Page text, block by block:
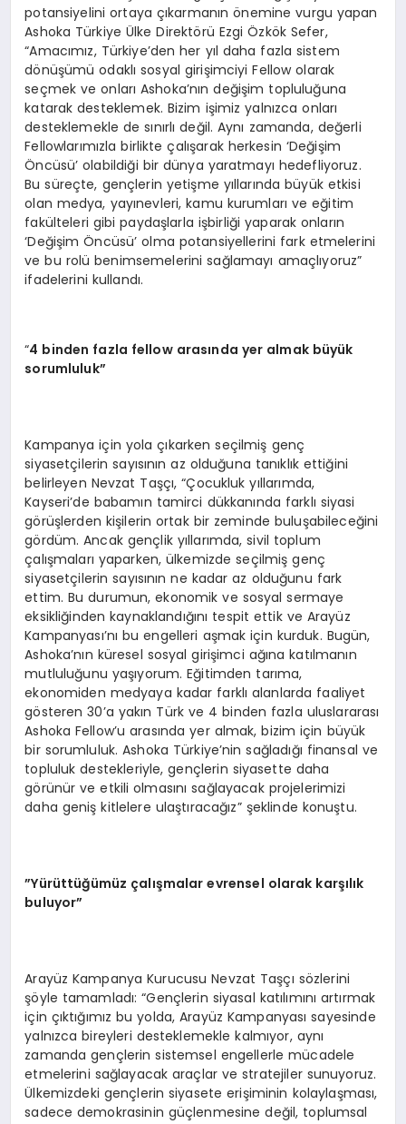
potansiyelini ortaya çıkarmanın önemine vurgu yapan
Ashoka Türkiye Ülke Direktörü Ezgi Özkök Sefer,
“Amacımız, Türkiye’den her yıl daha fazla sistem
dönüşümü odaklı sosyal girişimciyi Fellow olarak
seçmek ve onları Ashoka’nın değişim topluluğuna
katarak desteklemek. Bizim işimiz yalnızca onları
desteklemekle de sınırlı değil. Aynı zamanda, değerli
Fellowlarımızla birlikte çalışarak herkesin ‘Değişim
Öncüsü’ olabildiği bir dünya yaratmayı hedefliyoruz.
Bu süreçte, gençlerin yetişme yıllarında büyük etkisi
olan medya, yayınevleri, kamu kurumları ve eğitim
fakülteleri gibi paydaşlarla işbirliği yaparak onların
‘Değişim Öncüsü’ olma potansiyellerini fark etmelerini
ve bu rolü benimsemelerini sağlamayı amaçlıyoruz”
ifadelerini kullandı.
“4 binden fazla fellow arasında yer almak büyük
sorumluluk”
Kampanya için yola çıkarken seçilmiş genç
siyasetçilerin sayısının az olduğuna tanıklık ettiğini
belirleyen Nevzat Taşçı, “Çocukluk yıllarımda,
Kayseri’de babamın tamirci dükkanında farklı siyasi
görüşlerden kişilerin ortak bir zeminde buluşabileceğini
gördüm. Ancak gençlik yıllarımda, sivil toplum
çalışmaları yaparken, ülkemizde seçilmiş genç
siyasetçilerin sayısının ne kadar az olduğunu fark
ettim. Bu durumun, ekonomik ve sosyal sermaye
eksikliğinden kaynaklandığını tespit ettik ve Arayüz
Kampanyası’nı bu engelleri aşmak için kurduk. Bugün,
Ashoka’nın küresel sosyal girişimci ağına katılmanın
mutluluğunu yaşıyorum. Eğitimden tarıma,
ekonomiden medyaya kadar farklı alanlarda faaliyet
gösteren 30’a yakın Türk ve 4 binden fazla uluslararası
Ashoka Fellow’u arasında yer almak, bizim için büyük
bir sorumluluk. Ashoka Türkiye’nin sağladığı finansal ve
topluluk destekleriyle, gençlerin siyasette daha
görünür ve etkili olmasını sağlayacak projelerimizi
daha geniş kitlelere ulaştıracağız” şeklinde konuştu.
”Yürüttüğümüz çalışmalar evrensel olarak karşılık
buluyor”
Arayüz Kampanya Kurucusu Nevzat Taşçı sözlerini
şöyle tamamladı: “Gençlerin siyasal katılımını artırmak
için çıktığımız bu yolda, Arayüz Kampanyası sayesinde
yalnızca bireyleri desteklemekle kalmıyor, aynı
zamanda gençlerin sistemsel engellerle mücadele
etmelerini sağlayacak araçlar ve stratejiler sunuyoruz.
Ülkemizdeki gençlerin siyasete erişiminin kolaylaşması,
sadece demokrasinin güçlenmesine değil, toplumsal